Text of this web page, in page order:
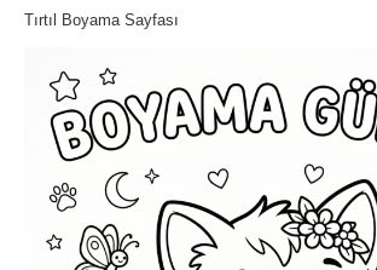
Tırtıl Boyama Sayfası